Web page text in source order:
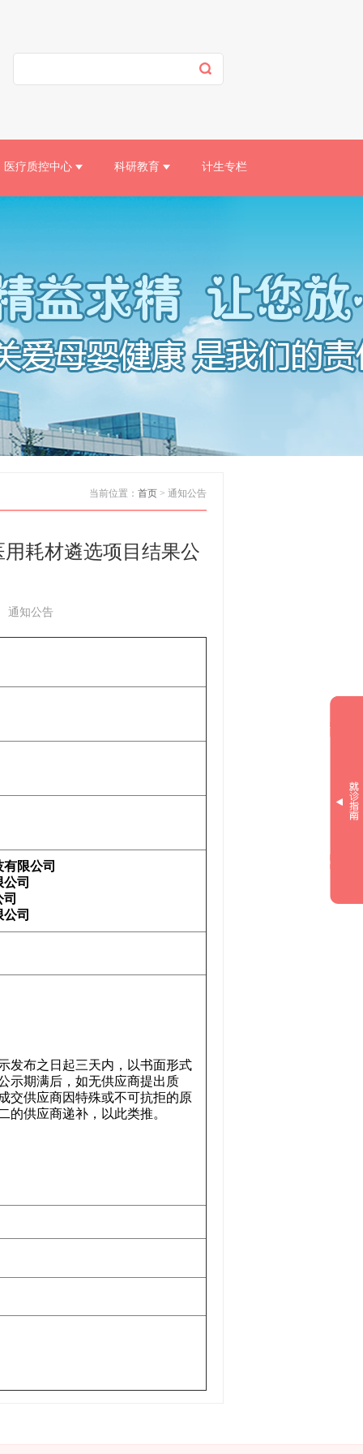
医疗质控中心 科研教育 计生专栏
当前位置： 首页 > 通知公告
耗材遴选项目结果公
通知公告
限公司
司
公司
发布之日起三天内，以书面形式
示期满后，如无供应商提出质
交供应商因特殊或不可抗拒的原
的供应商递补，以此类推。